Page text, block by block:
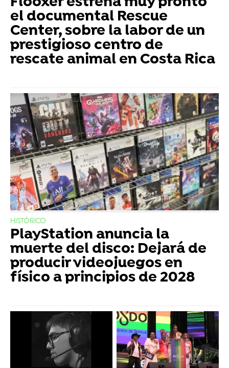
el documental Rescue
Center, sobre la labor de un
prestigioso centro de
rescate animal en Costa Rica
HISTÓRICO
PlayStation anuncia la
muerte del disco: Dejará de
producir videojuegos en
físico a principios de 2028